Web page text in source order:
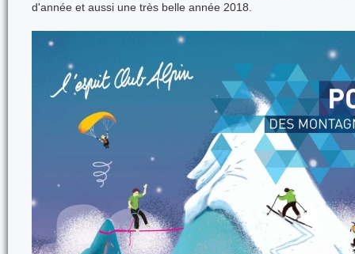
d'année et aussi une très belle année 2018.